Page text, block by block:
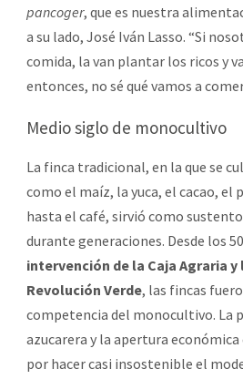
pancoger, que es nuestra
a su lado, José Iván Lasso. “Si
comida, la van plantar los ricos y
entonces, no sé qué vamos a
Medio siglo de monocultivo
La finca tradicional, en la que se
como el maíz, la yuca, el cacao,
hasta el café, sirvió como
durante generaciones. Desde los
intervención de la Caja Agraria
Revolución Verde, las fincas
competencia del monocultivo. La
azucarera y la apertura
por hacer casi insostenible el